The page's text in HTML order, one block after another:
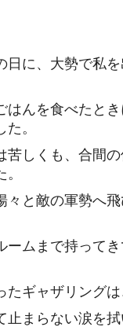
に、大勢で私
んを食べたと
。
しくも、合間
と敵の軍勢へ
ムまで持って
ギャザリング
まらない涙を